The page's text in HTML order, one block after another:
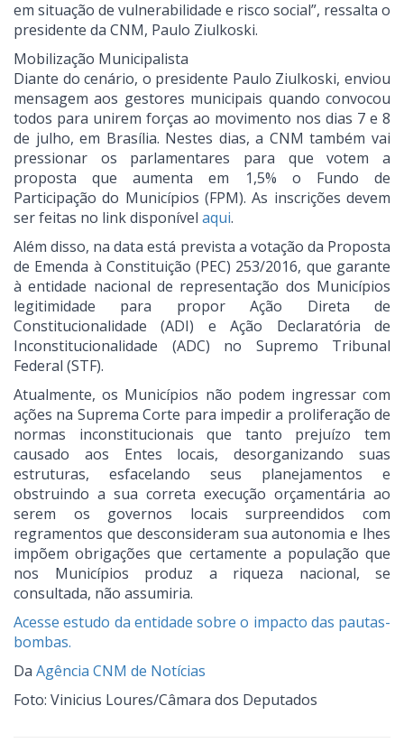
em situação de vulnerabilidade e risco social”, ressalta o
presidente da CNM, Paulo Ziulkoski.
Mobilização Municipalista
Diante do cenário, o presidente Paulo Ziulkoski, enviou
mensagem aos gestores municipais quando convocou
todos para unirem forças ao movimento nos dias 7 e 8
de julho, em Brasília. Nestes dias, a CNM também vai
pressionar os parlamentares para que votem a
proposta que aumenta em 1,5% o Fundo de
Participação do Municípios (FPM). As inscrições devem
ser feitas no link disponível aqui.
Além disso, na data está prevista a votação da Proposta
de Emenda à Constituição (PEC) 253/2016, que garante
à entidade nacional de representação dos Municípios
legitimidade para propor Ação Direta de
Constitucionalidade (ADI) e Ação Declaratória de
Inconstitucionalidade (ADC) no Supremo Tribunal
Federal (STF).
Atualmente, os Municípios não podem ingressar com
ações na Suprema Corte para impedir a proliferação de
normas inconstitucionais que tanto prejuízo tem
causado aos Entes locais, desorganizando suas
estruturas, esfacelando seus planejamentos e
obstruindo a sua correta execução orçamentária ao
serem os governos locais surpreendidos com
regramentos que desconsideram sua autonomia e lhes
impõem obrigações que certamente a população que
nos Municípios produz a riqueza nacional, se
consultada, não assumiria.
Acesse estudo da entidade sobre o impacto das pautas-
bombas.
Da Agência CNM de Notícias
Foto: Vinicius Loures/Câmara dos Deputados